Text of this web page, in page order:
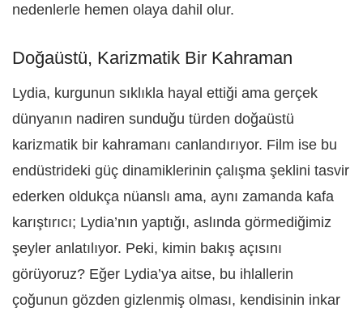
nedenlerle hemen olaya dahil olur.
Doğaüstü, Karizmatik Bir Kahraman
Lydia, kurgunun sıklıkla hayal ettiği ama gerçek
dünyanın nadiren sunduğu türden doğaüstü
karizmatik bir kahramanı canlandırıyor. Film ise bu
endüstrideki güç dinamiklerinin çalışma şeklini tasvir
ederken oldukça nüanslı ama, aynı zamanda kafa
karıştırıcı; Lydia’nın yaptığı, aslında görmediğimiz
şeyler anlatılıyor. Peki, kimin bakış açısını
görüyoruz? Eğer Lydia’ya aitse, bu ihlallerin
çoğunun gözden gizlenmiş olması, kendisinin inkar